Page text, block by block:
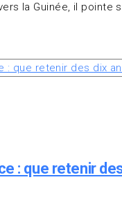
la Guinée, il pointe
: que retenir